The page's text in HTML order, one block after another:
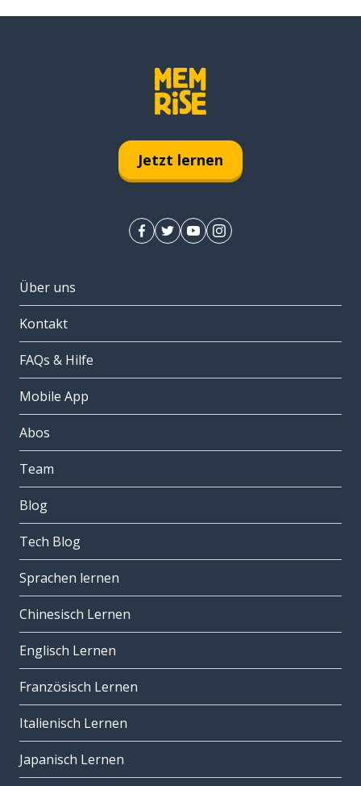
Jetzt lernen
Über uns
Kontakt
FAQs & Hilfe
Mobile App
Abos
Team
Blog
Tech Blog
Sprachen lernen
Chinesisch Lernen
Englisch Lernen
Französisch Lernen
Italienisch Lernen
Japanisch Lernen